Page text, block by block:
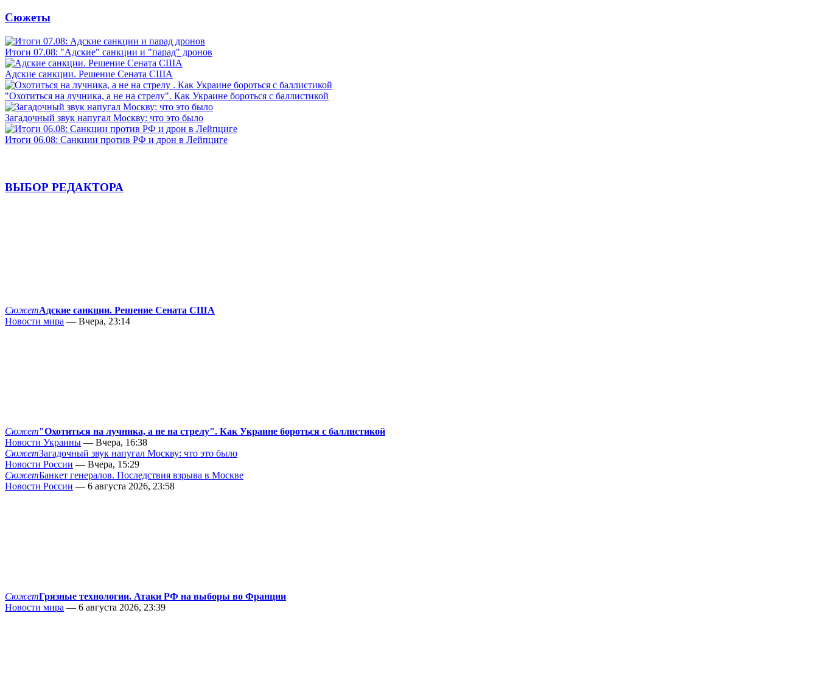
Сюжеты
Итоги 07.08: "Адские" санкции и "парад" дронов
Адские санкции. Решение Сената США
"Охотиться на лучника, а не на стрелу". Как Украине бороться с баллистикой
Загадочный звук напугал Москву: что это было
Итоги 06.08: Санкции против РФ и дрон в Лейпциге
ВЫБОР РЕДАКТОРА
СюжетАдские санкции. Решение Сената США
Новости мира — Вчера, 23:14
Сюжет"Охотиться на лучника, а не на стрелу". Как Украине бороться с баллистикой
Новости Украины — Вчера, 16:38
СюжетЗагадочный звук напугал Москву: что это было
Новости России — Вчера, 15:29
СюжетБанкет генералов. Последствия взрыва в Москве
Новости России — 6 августа 2026, 23:58
СюжетГрязные технологии. Атаки РФ на выборы во Франции
Новости мира — 6 августа 2026, 23:39